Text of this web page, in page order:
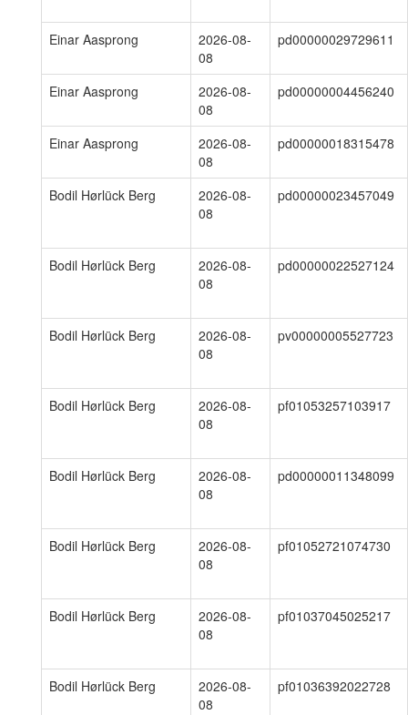
Einar Aasprong
2026-08-
08
pd00000029729611
Einar Aasprong
2026-08-
08
pd00000004456240
Einar Aasprong
2026-08-
08
pd00000018315478
Bodil Hørlück Berg
2026-08-
08
pd00000023457049
Bodil Hørlück Berg
2026-08-
08
pd00000022527124
Bodil Hørlück Berg
2026-08-
08
pv00000005527723
Bodil Hørlück Berg
2026-08-
08
pf01053257103917
Bodil Hørlück Berg
2026-08-
08
pd00000011348099
Bodil Hørlück Berg
2026-08-
08
pf01052721074730
Bodil Hørlück Berg
2026-08-
08
pf01037045025217
Bodil Hørlück Berg
2026-08-
08
pf01036392022728